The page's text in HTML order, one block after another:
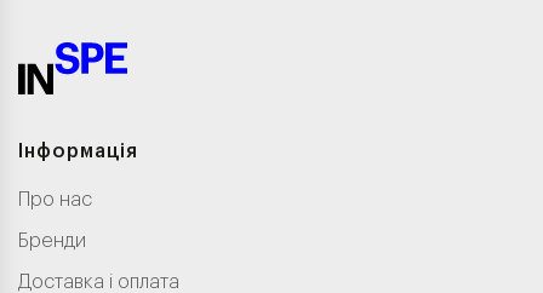
Інформація
Про нас
Бренди
Доставка і оплата